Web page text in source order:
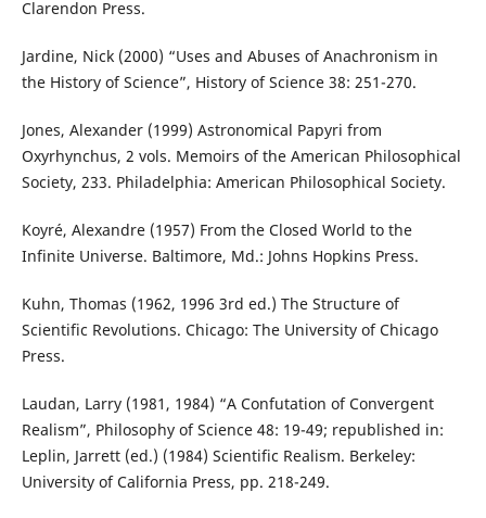
Clarendon Press.
Jardine, Nick (2000) “Uses and Abuses of Anachronism in
the History of Science”, History of Science 38: 251-270.
Jones, Alexander (1999) Astronomical Papyri from
Oxyrhynchus, 2 vols. Memoirs of the American Philosophical
Society, 233. Philadelphia: American Philosophical Society.
Koyré, Alexandre (1957) From the Closed World to the
Infinite Universe. Baltimore, Md.: Johns Hopkins Press.
Kuhn, Thomas (1962, 1996 3rd ed.) The Structure of
Scientific Revolutions. Chicago: The University of Chicago
Press.
Laudan, Larry (1981, 1984) “A Confutation of Convergent
Realism”, Philosophy of Science 48: 19-49; republished in:
Leplin, Jarrett (ed.) (1984) Scientific Realism. Berkeley:
University of California Press, pp. 218-249.